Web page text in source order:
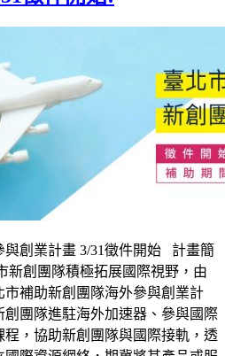
與創業計畫 3/31徵件開始 計畫簡
新創團隊積極拓展國際視野，由
補助新創團隊海外參與創業計
團隊進駐海外加速器、參與國際
，協助新創團隊與國際接軌，透